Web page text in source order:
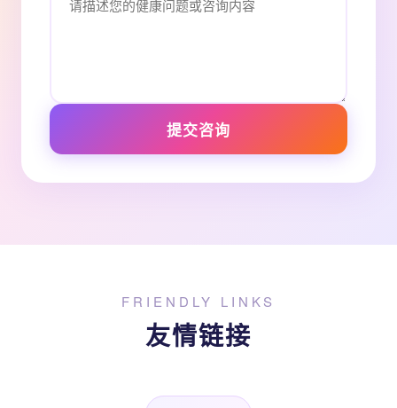
提交咨询
FRIENDLY LINKS
友情链接